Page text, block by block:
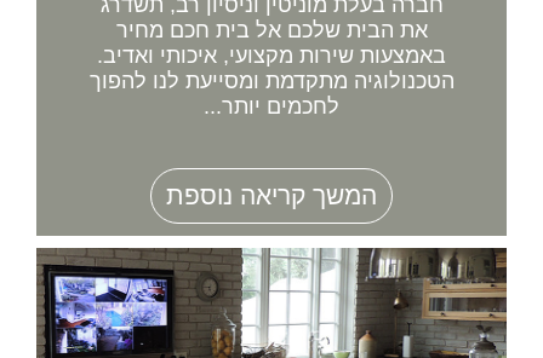
את הבית שלכם אל בית חכם מחיר
באמצעות שירות מקצועי, איכותי ואדיב.
הטכנולוגיה מתקדמת ומסייעת לנו להפוך
לחכמים יותר...
המשך קריאה נוספת